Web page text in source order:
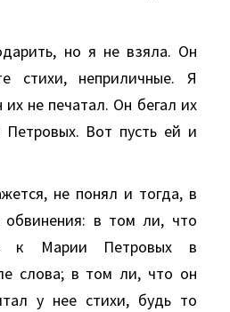
но я не взяла. Он
стихи, неприличные. Я
не печатал. Он бегал их
Петровых. Вот пусть ей и
не понял и тогда, в
обвинения: в том ли, что
к Марии Петровых в
слова; в том ли, что он
у нее стихи, будь то